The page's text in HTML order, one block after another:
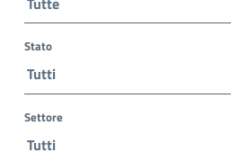
Stato
Settore